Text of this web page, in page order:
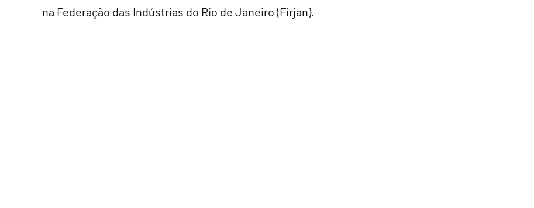
na Federação das Indústrias do Rio de Janeiro (Firjan).